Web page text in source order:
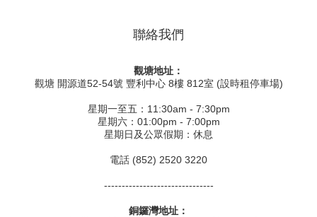
聯絡我們
觀塘地址：
觀塘 開源道52-54號 豐利中心 8樓 812室 (設時租停車場)
星期一至五：11:30am - 7:30pm
星期六：01:00pm - 7:00pm
星期日及公眾假期：休息
電話 (852) 2520 3220
-------------------------------
銅鑼灣地址：